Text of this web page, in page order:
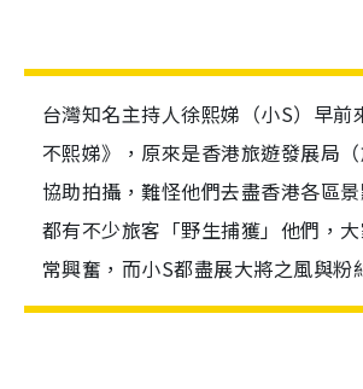
台灣知名主持人徐熙娣（小S）早前
不熙娣》，原來是香港旅遊發展局
協助拍攝，難怪他們去盡香港各區
都有不少旅客「野生捕獲」他們，
常興奮，而小S都盡展大將之風與粉